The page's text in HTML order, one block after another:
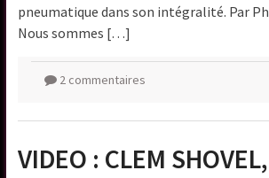
pneumatique dans son intégralité. Par
Nous sommes […]
2 commentaires
VIDEO : CLEM SHOVEL,